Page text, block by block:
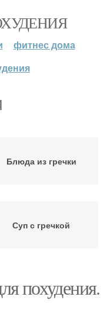
фитнес дома
Блюда из гречки
Суп с гречкой
похудения.